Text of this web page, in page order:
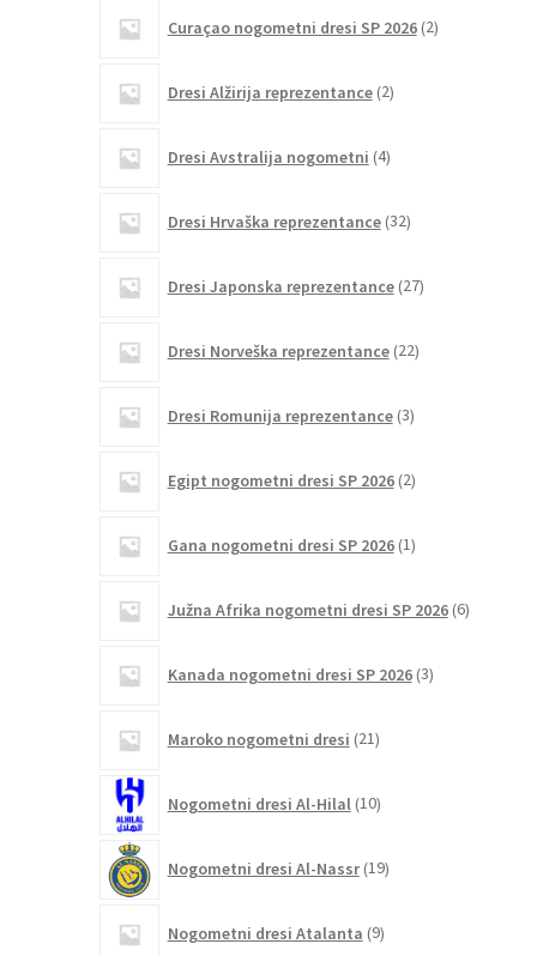
Curaçao nogometni dresi SP 2026 2izdelka
Dresi Alžirija reprezentance 2izdelka
Dresi Avstralija nogometni 4izdelki
Dresi Hrvaška reprezentance 32izdelkov
Dresi Japonska reprezentance 27izdelkov
Dresi Norveška reprezentance 22izdelkov
Dresi Romunija reprezentance 3izdelki
Egipt nogometni dresi SP 2026 2izdelka
Gana nogometni dresi SP 2026 1izdelek
Južna Afrika nogometni dresi SP 2026 6izdelkov
Kanada nogometni dresi SP 2026 3izdelki
Maroko nogometni dresi 21izdelkov
Nogometni dresi Al-Hilal 10izdelkov
Nogometni dresi Al-Nassr 19izdelkov
Nogometni dresi Atalanta 9izdelkov